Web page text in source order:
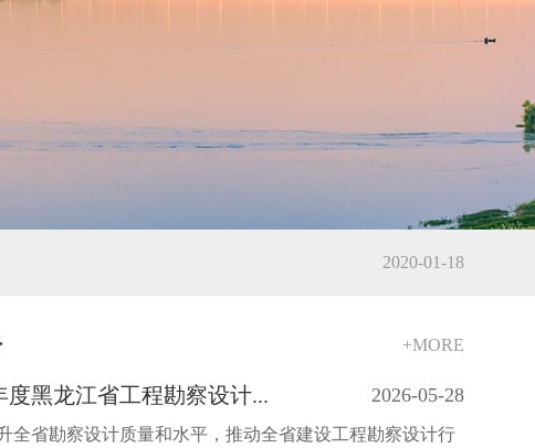
2022-09-07
2020-01-18
2017-09-08
+MORE
度黑龙江省工程勘察设计... 2026-05-28
全省勘察设计质量和水平，推动全省建设工程勘察设计行